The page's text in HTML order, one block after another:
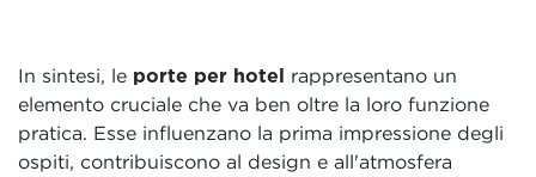
In sintesi, le porte per hotel rappresentano un
elemento cruciale che va ben oltre la loro funzione
pratica. Esse influenzano la prima impressione degli
ospiti, contribuiscono al design e all'atmosfera